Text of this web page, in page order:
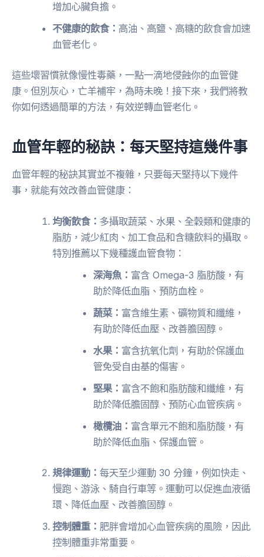
增加心臟負擔。
不健康的飲食： 高油、高鹽、高糖的飲食會加速
血管老化。
這些壞習慣就像慢性毒藥，一點一滴地侵蝕你的血管健
康。但別灰心，亡羊補牢，為時未晚！接下來，我們將教
你如何透過簡單的方法，有效逆轉血管老化。
血管年輕的秘訣：每天堅持這幾件事
血管年輕的秘訣其實並不複雜，只要每天堅持以下幾件
事，就能有效改善血管健康：
均衡飲食： 多攝取蔬菜、水果、全穀類和健康的
脂肪，減少紅肉、加工食品和含糖飲料的攝取。
特別推薦以下幾種護血管食物：
深海魚： 富含 Omega-3 脂肪酸，有
助於降低血脂、預防血栓。
蔬菜： 富含維生素、礦物質和纖維，
有助於降低血壓、改善膽固醇。
水果： 富含抗氧化劑，有助於保護血
管免受自由基的傷害。
堅果： 富含不飽和脂肪酸和纖維，有
助於降低膽固醇、預防心血管疾病。
橄欖油： 富含單元不飽和脂肪酸，有
助於降低血脂、保護血管。
規律運動：每天至少運動 30 分鐘，例如快走、
慢跑、游泳、騎自行車等。運動可以促進血液循
環、降低血壓、改善膽固醇。
控制體重： 肥胖會增加心血管疾病的風險，因此
控制體重非常重要。